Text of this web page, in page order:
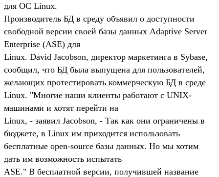
для ОС Linux.
Производитель БД в среду объявил о доступности
свободной версии своей базы данных Adaptive Server
Enterprise (ASE) для
Linux. David Jacobson, директор маркетинга в Sybase,
сообщил, что БД была выпущена для пользователей,
желающих протестировать коммерческую БД в среде
Linux. "Многие наши клиенты работают с UNIX-
машинами и хотят перейти на
Linux, - заявил Jacobson, - Так как они ограничены в
бюджете, в Linux им приходится использовать
бесплатные open-source базы данных. Но мы хотим
дать им возможность испытать
ASE." В бесплатной версии, получившей название